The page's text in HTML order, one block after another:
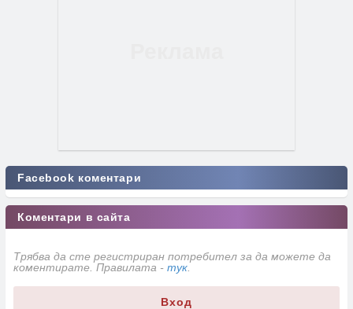
Facebook коментари
Коментари в сайта
Трябва да сте регистриран потребител за да можете да
коментирате. Правилата - тук
Вход